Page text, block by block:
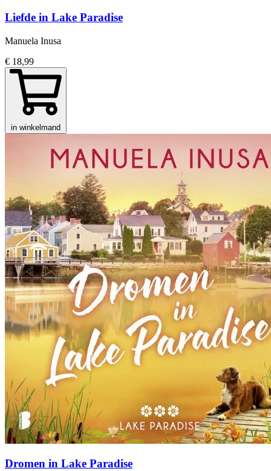
Liefde in Lake Paradise
Manuela Inusa
€ 18,99
in winkelmand
Dromen in Lake Paradise